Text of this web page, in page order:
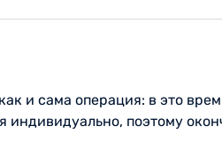
и сама операция: в это
поэтому